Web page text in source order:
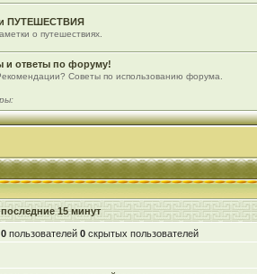
ПУТЕШЕСТВИЯ
о путешествиях.
и ответы по форуму!
Советы по использованию форума.
последние 15 минут
0пользователей 0скрытых пользователей